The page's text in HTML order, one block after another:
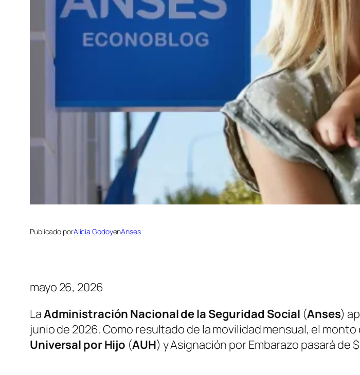
Publicado porAlicia GodoyenAnses
mayo 26, 2026
LaAdministración Nacional de la Seguridad Social (Anses)
junio de 2026. Como resultado de la movilidad mensual, el
Universal por Hijo (AUH) y Asignación por Embarazo pasará de